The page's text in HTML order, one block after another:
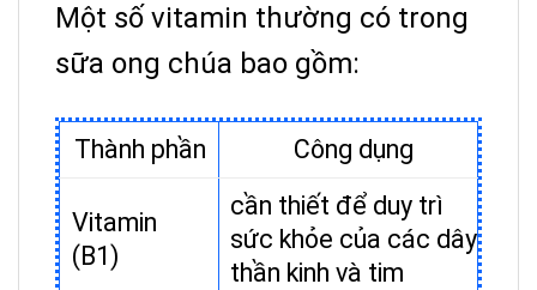
Một số vitamin thường có trong
sữa ong chúa bao gồm:
Thành phần Công dụng
Vitamin
(B1)
cần thiết để duy trì
sức khỏe của các dây
thần kinh và tim